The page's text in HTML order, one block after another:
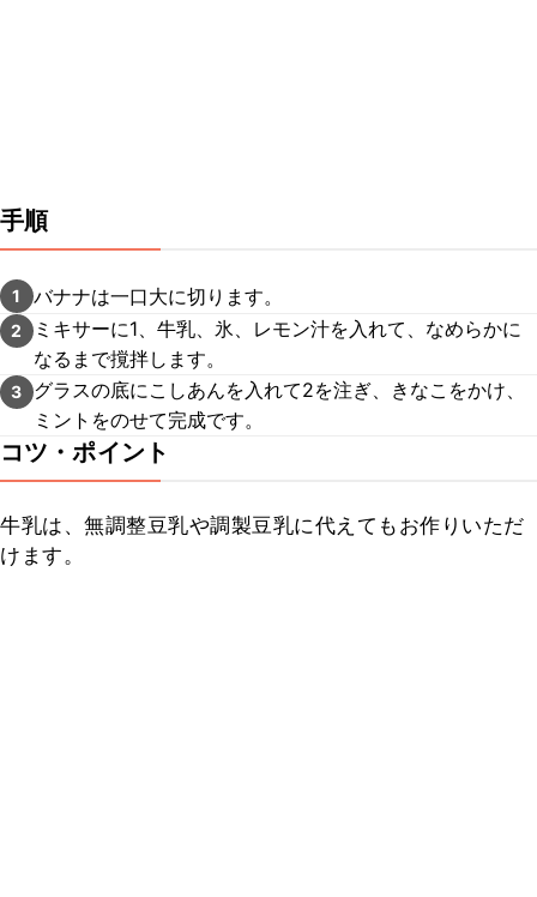
手順
1 バナナは一口大に切ります。
2
ミキサーに1、牛乳、氷、レモン汁を入れて、なめらかに
なるまで撹拌します。
3
グラスの底にこしあんを入れて2を注ぎ、きなこをかけ、
ミントをのせて完成です。
コツ・ポイント
牛乳は、無調整豆乳や調製豆乳に代えてもお作りいただ
けます。